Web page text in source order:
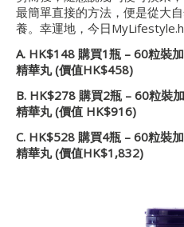
最簡單直接的方法，便是從大
養。幸運地，今日
A. HK$148 購買1瓶 – 60粒裝
精華丸 (價值HK$458)
B. HK$278 購買2瓶 – 60粒裝
精華丸 (價值 HK$916)
C. HK$528 購買4瓶 – 60粒裝
精華丸 (價值HK$1,832)